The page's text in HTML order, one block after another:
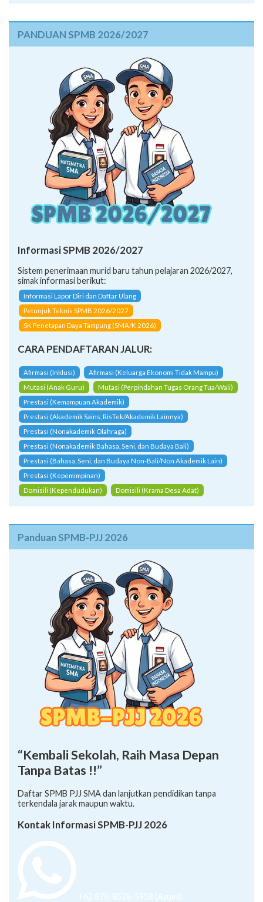
PANDUAN SPMB 2026/2027
Informasi SPMB 2026/2027
Sistem penerimaan murid baru tahun pelajaran 2026/2027,
simak informasi berikut:
Informasi Lapor Diri dan Daftar Ulang
Petunjuk Teknis SPMB 2026/2027
SK Penetapan Daya Tampung (SMA/K 2026)
CARA PENDAFTARAN JALUR:
Afirmasi (Inklusi)
Afirmasi (Keluarga Ekonomi Tidak Mampu)
Mutasi (Anak Guru)
Mutasi (Perpindahan Tugas Orang Tua/Wali)
Prestasi (Kemampuan Akademik)
Prestasi (Akademik Sains, RisTek/Akademik Lainnya)
Prestasi (Nonakademik Olahraga)
Prestasi (Nonakademik Bahasa, Seni, dan Budaya Bali)
Prestasi (Bahasa, Seni, dan Budaya Non-Bali/Non Akademik Lain)
Prestasi (Kepemimpinan)
Domisili (Kependudukan)
Domisili (Krama Desa Adat)
Panduan SPMB-PJJ 2026
“Kembali Sekolah, Raih Masa Depan
Tanpa Batas !!”
Daftar SPMB PJJ SMA dan lanjutkan pendidikan tanpa
terkendala jarak maupun waktu.
Kontak Informasi SPMB-PJJ 2026
+62 878-8528-5958 (Ayumi)